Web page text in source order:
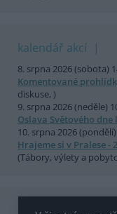
kalendář akcí
8. srpna 2026 (sobota)
Komentované
diskuse, )
9. srpna 2026 (neděle)
Oslava Světového dne
10. srpna 2026
Hrajeme si v Pralese
(Tábory, výlety a